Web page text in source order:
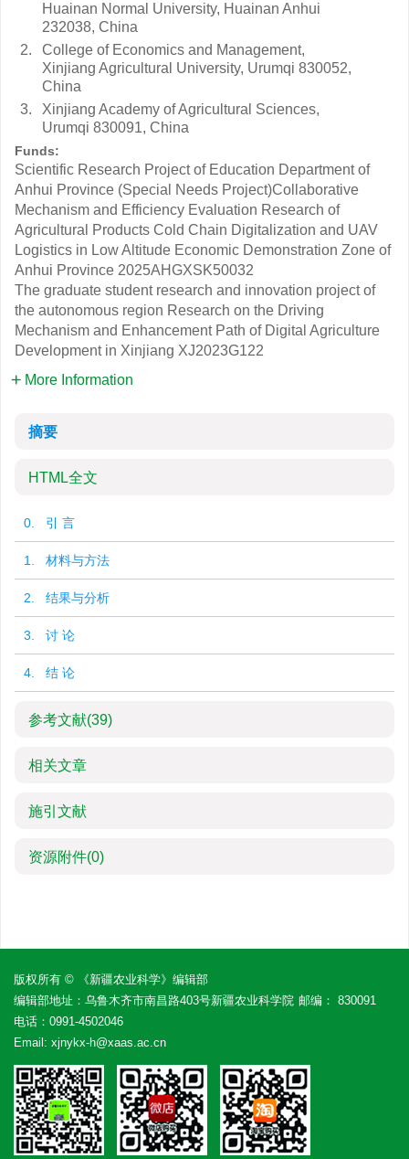
Huainan Normal University, Huainan Anhui
232038, China
2.
College of Economics and Management,
Xinjiang Agricultural University, Urumqi 830052,
China
3.
Xinjiang Academy of Agricultural Sciences,
Urumqi 830091, China
Funds:
Scientific Research Project of Education Department of
Anhui Province (Special Needs Project)Collaborative
Mechanism and Efficiency Evaluation Research of
Agricultural Products Cold Chain Digitalization and UAV
Logistics in Low Altitude Economic Demonstration Zone of
Anhui Province 2025AHGXSK50032
The graduate student research and innovation project of
the autonomous region Research on the Driving
Mechanism and Enhancement Path of Digital Agriculture
Development in Xinjiang XJ2023G122
More Information
摘要
HTML全文
0. 引 言
1. 材料与方法
2. 结果与分析
3. 讨 论
4. 结 论
参考文献(39)
相关文章
施引文献
资源附件(0)
版权所有 © 《新疆农业科学》编辑部
编辑部地址：乌鲁木齐市南昌路403号新疆农业科学院 邮编： 830091
电话： 0991-4502046
Email: xjnykx-h@xaas.ac.cn